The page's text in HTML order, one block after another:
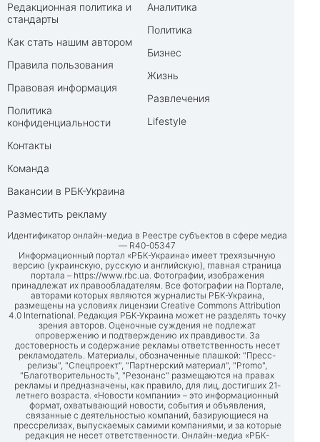
Редакционная политика и
стандарты
Как стать нашим автором
Правила пользования
Правовая информация
Политика
конфиденциальности
Контакты
Команда
Вакансии в РБК-Украина
Разместить рекламу
Аналитика
Политика
Бизнес
Жизнь
Развлечения
Lifestyle
Идентификатор онлайн-медиа в Реестре субъектов в сфере медиа
— R40-05347
Информационный портал «РБК-Украина» имеет трехязычную
версию (украинскую, русскую и английскую), главная страница
портала – https://www.rbc.ua. Фотографии, изображения
принадлежат их правообладателям. Все фотографии на Портале,
авторами которых являются журналисты РБК-Украина,
размещены на условиях лицензии Creative Commons Attribution
4.0 International. Редакция РБК-Украина может не разделять точку
зрения авторов. Оценочные суждения не подлежат
опровержению и подтверждению их правдивости. За
достоверность и содержание рекламы ответственность несет
рекламодатель. Материалы, обозначенные плашкой: "Пресс-
релизы", "Спецпроект", "Партнерский материал", "Promo",
"Благотворительность", "Резонанс" размещаются на правах
рекламы и предназначены, как правило, для лиц, достигших 21-
летнего возраста. «Новости компании» – это информационный
формат, охватывающий новости, события и объявления,
связанные с деятельностью компаний, базирующиеся на
прессрелизах, выпускаемых самими компаниями, и за которые
редакция не несет ответственности. Онлайн-медиа «РБК-